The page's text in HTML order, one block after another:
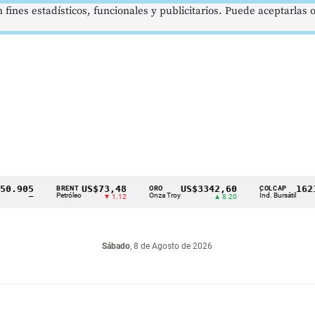
BRENT
Petróleo
US$73,48
▼ 1.12 Onza Troy
US$3342,60
▲ 8.20
COLCAP
Índ. Bursátil
Sábado, 8 de Agosto de 2026
estadísticos, funcionales y publicitarios. Puede aceptarlas